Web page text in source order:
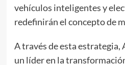
vehículos inteligentes y
redefinirán el concepto de
A través de esta estrategia,
un líder en la